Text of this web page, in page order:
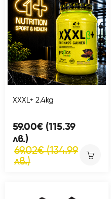
XXXL+ 2.4kg
59.00€ (115.39
лв.)
69.02€ (134.99
лв.)